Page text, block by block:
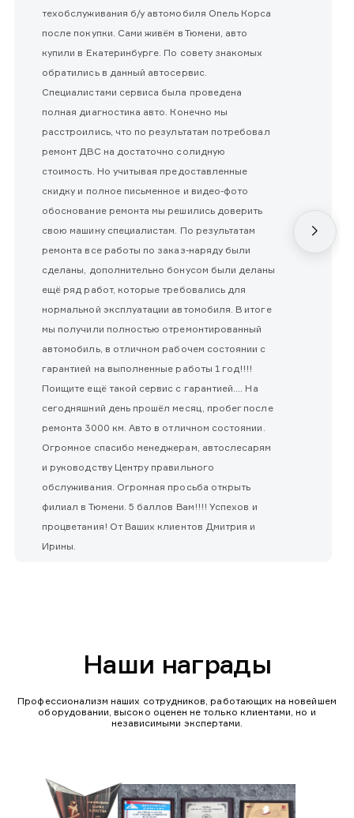
техобслуживания б/у автомобиля Опель Корса
после покупки. Сами живём в Тюмени, авто
купили в Екатеринбурге. По совету знакомых
обратились в данный автосервис.
Специалистами сервиса была проведена
полная диагностика авто. Конечно мы
расстроились, что по результатам потребовал
ремонт ДВС на достаточно солидную
стоимость. Но учитывая предоставленные
скидку и полное письменное и видео-фото
обоснование ремонта мы решились доверить
свою машину специалистам. По результатам
ремонта все работы по заказ-наряду были
сделаны, дополнительно бонусом были деланы
ещё ряд работ, которые требовались для
нормальной эксплуатации автомобиля. В итоге
мы получили полностью отремонтированный
автомобиль, в отличном рабочем состоянии с
гарантией на выполненные работы 1 год!!!!
Поищите ещё такой сервис с гарантией.... На
сегодняшний день прошёл месяц, пробег после
ремонта 3000 км. Авто в отличном состоянии.
Огромное спасибо менеджерам, автослесарям
и руководству Центру правильного
обслуживания. Огромная просьба открыть
филиал в Тюмени. 5 баллов Вам!!!! Успехов и
процветания! От Ваших клиентов Дмитрия и
Ирины.
Наши награды
Профессионализм наших сотрудников, работающих на новейшем
оборудовании, высоко оценен не только клиентами, но и
независимыми экспертами.